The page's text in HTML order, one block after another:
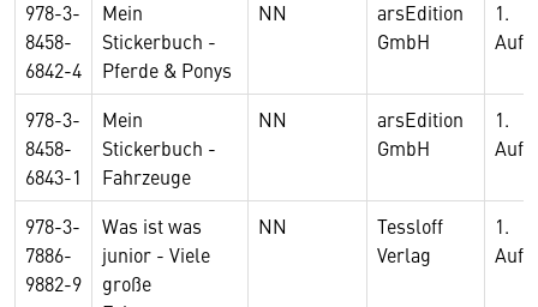
978-3-
8458-
6842-4
Mein
Stickerbuch -
Pferde & Ponys
NN
arsEdition
GmbH
1.
978-3-
8458-
6843-1
Mein
Stickerbuch -
Fahrzeuge
NN
arsEdition
GmbH
1.
978-3-
7886-
9882-9
Was ist was
junior - Viele
große
NN
Tessloff
Verlag
1.